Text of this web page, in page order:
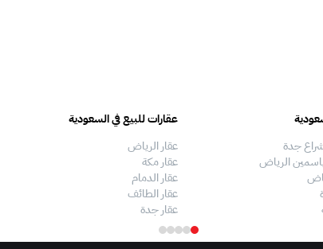
جدة
الرياض
عقارات للبيع في السعودية
عقار الرياض
عقار مكة
عقار الدمام
عقار الطائف
عقار جدة